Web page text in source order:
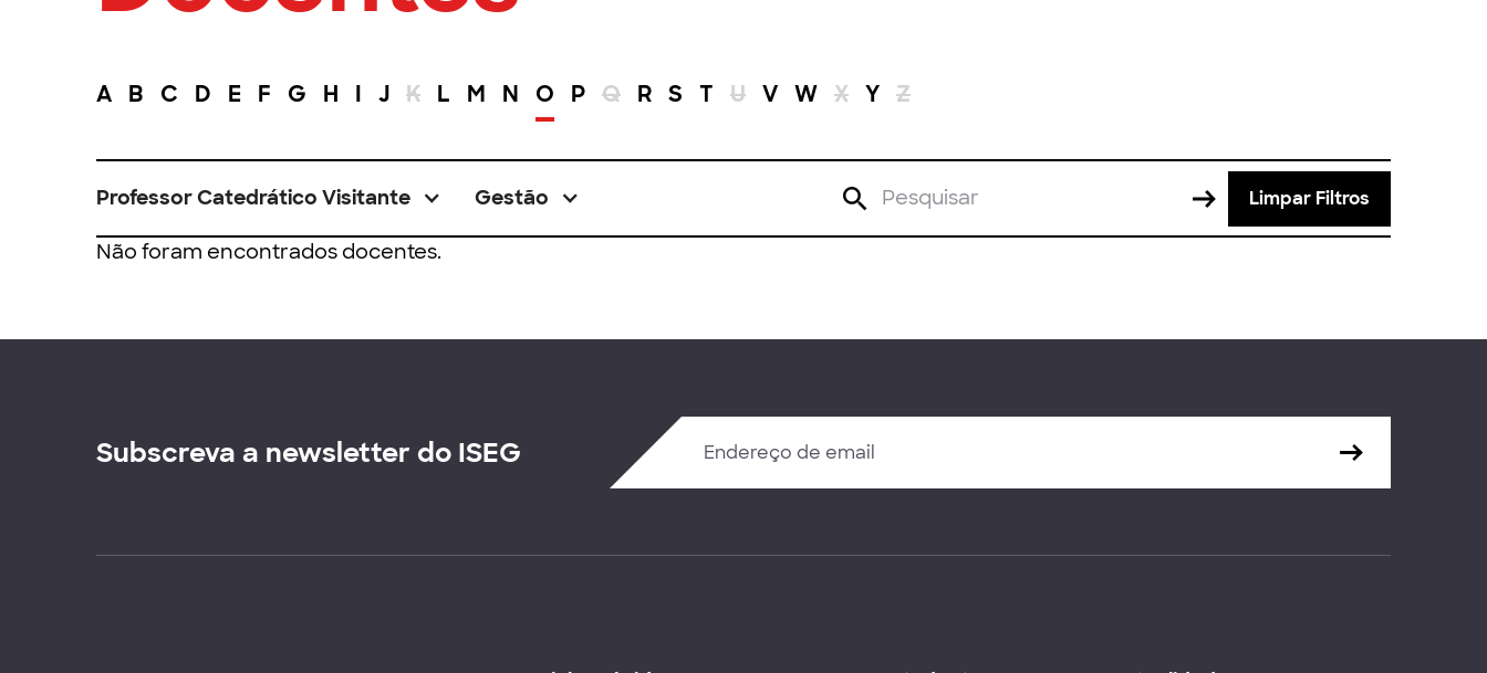
A B C D E F G H I J K L M N O P Q R S T U V W X Y Z
Professor Catedrático Visitante Gestão Limpar Filtros
Não foram encontrados docentes.
Subscreva a newsletter do ISEG